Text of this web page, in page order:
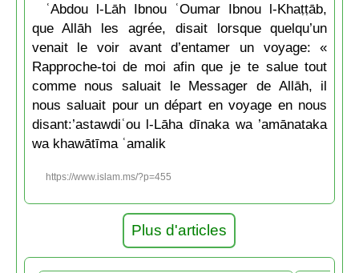
ʿAbdou l-Lāh Ibnou ʿOumar Ibnou l-Khaṭṭāb,
que Allāh les agrée, disait lorsque quelqu’un
venait le voir avant d’entamer un voyage: «
Rapproche-toi de moi afin que je te salue tout
comme nous saluait le Messager de Allāh, il
nous saluait pour un départ en voyage en nous
disant:’astawdiʿou l-Lāha dīnaka wa ’amānataka
wa khawātīma ʿamalik
https://www.islam.ms/?p=455
Plus d'articles